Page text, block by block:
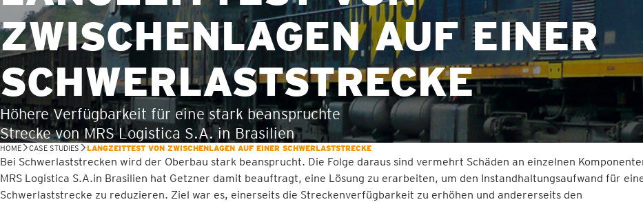
ZWISCHENLAGEN AUF EINER
SCHWERLASTSTRECKE
Höhere Verfügbarkeit für eine stark beanspruchte
Strecke von MRS Logistica S.A. in Brasilien
HOME CASE STUDIES LANGZEITTEST VON ZWISCHENLAGEN AUF EINER SCHWERLASTSTRECKE
Bei Schwerlaststrecken wird der Oberbau stark beansprucht. Die Folge daraus sind vermehrt Schäden an einzelnen
MRS Logistica S.A.in Brasilien hat Getzner damit beauftragt, eine Lösung zu erarbeiten, um den Instandhaltungsaufwand für
Schwerlaststrecke zu reduzieren. Ziel war es, einerseits die Streckenverfügbarkeit zu erhöhen und andererseits den